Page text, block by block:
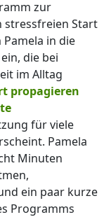
zur
Start
in die
die bei
im Alltag
propagieren
für viele
Pamela
Minuten
ein paar kurze
Programms